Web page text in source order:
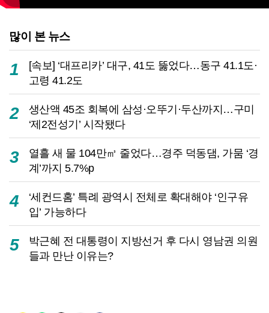
많이 본 뉴스
1
[속보] ‘대프리카’ 대구, 41도 뚫었다…동구 41.1도·
고령 41.2도
2
생산액 45조 회복에 삼성·오뚜기·두산까지…구미
‘제2전성기’ 시작됐다
3
열흘 새 물 104만㎥ 줄었다…경주 덕동댐, 가뭄 ‘경
계’까지 5.7%p
4
‘세컨드홈’ 특례 광역시 전체로 확대해야 ‘인구유
입’ 가능하다
5
박근혜 전 대통령이 지방선거 후 다시 영남권 의원
들과 만난 이유는?